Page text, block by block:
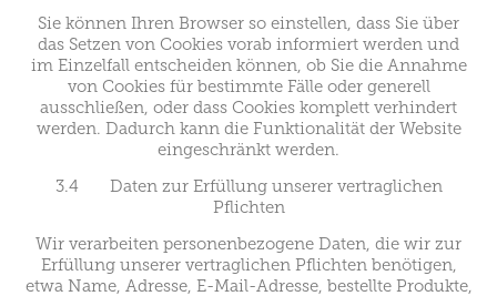
Sie können Ihren Browser so einstellen, dass Sie über
das Setzen von Cookies vorab informiert werden und
im Einzelfall entscheiden können, ob Sie die Annahme
von Cookies für bestimmte Fälle oder generell
ausschließen, oder dass Cookies komplett verhindert
werden. Dadurch kann die Funktionalität der Website
eingeschränkt werden.
3.4 Daten zur Erfüllung unserer vertraglichen
Pflichten
Wir verarbeiten personenbezogene Daten, die wir zur
Erfüllung unserer vertraglichen Pflichten benötigen,
etwa Name, Adresse, E-Mail-Adresse, bestellte Produkte,